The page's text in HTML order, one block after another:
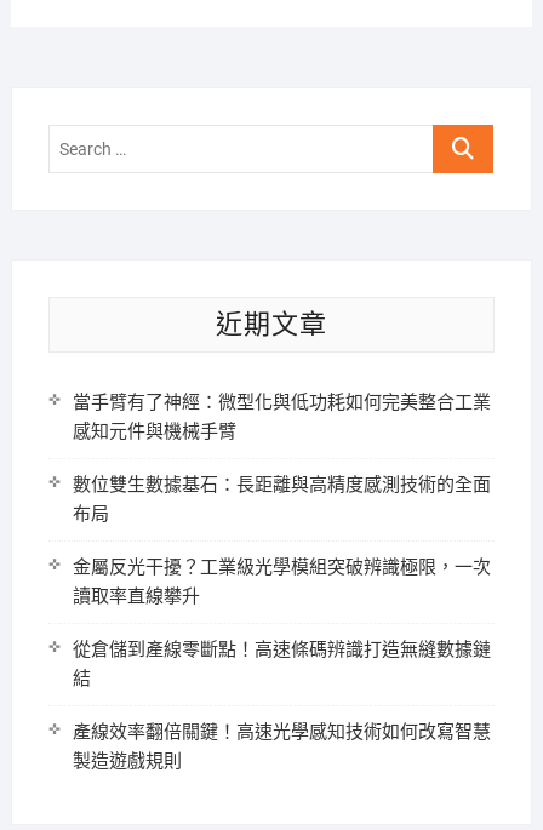
Search
近期文章
當手臂有了神經：微型化與低功耗如何完美整合工業
感知元件與機械手臂
數位雙生數據基石：長距離與高精度感測技術的全面
布局
金屬反光干擾？工業級光學模組突破辨識極限，一次
讀取率直線攀升
從倉儲到產線零斷點！高速條碼辨識打造無縫數據鏈
結
產線效率翻倍關鍵！高速光學感知技術如何改寫智慧
製造遊戲規則